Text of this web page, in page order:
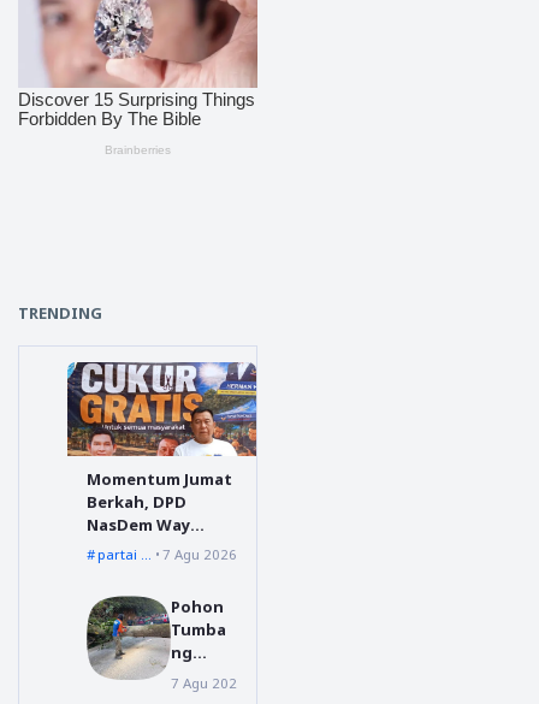
TRENDING
Momentum Jumat
Berkah, DPD
NasDem Way
Kanan Sediakan
Layanan Cukur
Gratis
partai nasdem 7 Agu 2026
Pohon
Tumba
ng
Menuju
Silahisa
Dairi
7 Agu 2026